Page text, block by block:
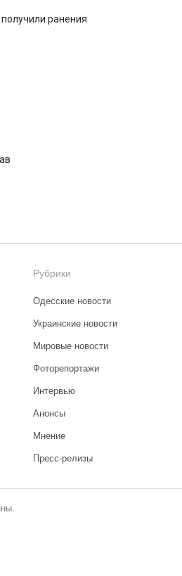
ранения
Рубрики
Одесские новости
Украинские новости
Мировые новости
Фоторепортажи
Интервью
Анонсы
Мнение
Пресс-релизы